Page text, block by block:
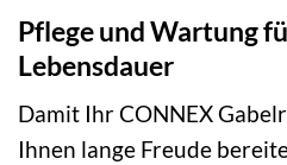
Pflege und Wartung
Lebensdauer
Damit Ihr CONNEX
Ihnen lange Freude